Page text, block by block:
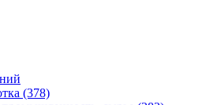
(378)